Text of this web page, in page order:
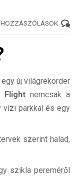
HOZZÁSZÓLÁSOK
új világrekorder
Flightnemcsak a
vízi parkkal és egy
szerint halad,
szikla pereméről